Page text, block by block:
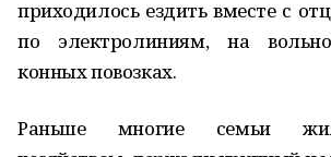
приходилось ездить вместе с
по электролиниям, на
конных повозках.
Раньше многие семьи